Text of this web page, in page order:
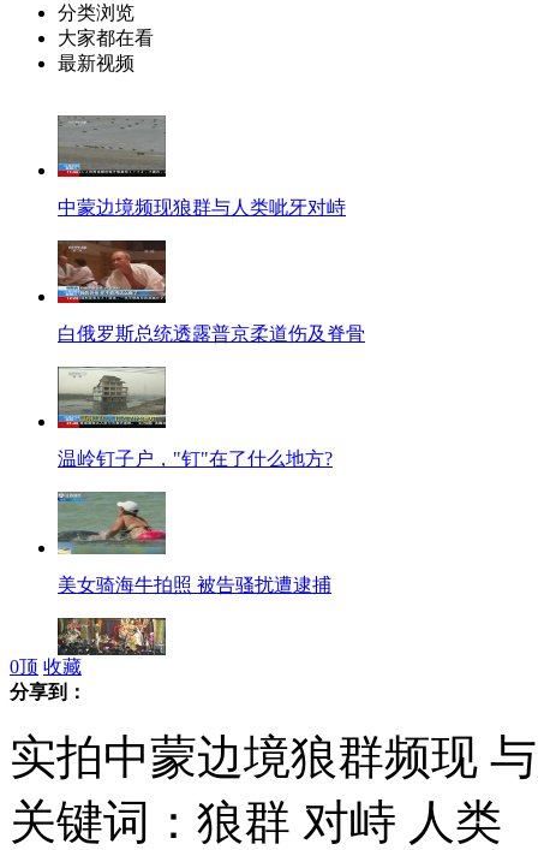
分类浏览
大家都在看
最新视频
中蒙边境频现狼群与人类呲牙对峙
白俄罗斯总统透露普京柔道伤及脊骨
温岭钉子户，"钉"在了什么地方?
美女骑海牛拍照 被告骚扰遭逮捕
拍客：“最牛”城管咆哮执法
0顶 收藏
分享到：
实拍中蒙边境狼群频现
关键词：狼群 对峙 人类